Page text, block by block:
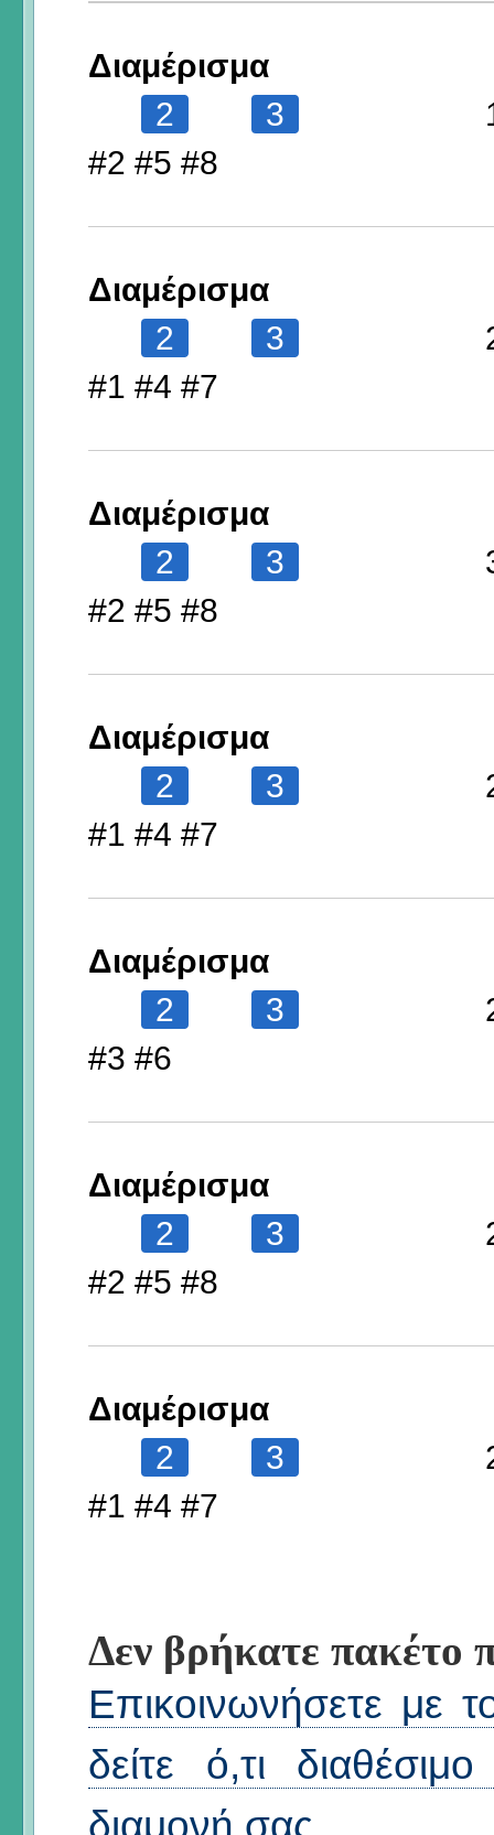
Διαμέρισμα
2
3
#2 #5 #8
Διαμέρισμα
2
3
#1 #4 #7
Διαμέρισμα
2
3
#2 #5 #8
Διαμέρισμα
2
3
#1 #4 #7
Διαμέρισμα
2
3
#3 #6
Διαμέρισμα
2
3
#2 #5 #8
Διαμέρισμα
2
3
#1 #4 #7
Δεν βρήκατε πακέτο
Επικοινωνήσετε με
δείτε ό,τι
διαμονή σας